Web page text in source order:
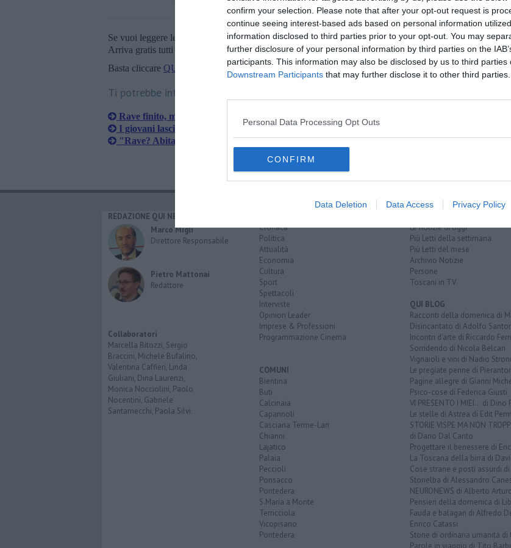
confirm your selection. Please note that after your opt-out request is
continue seeing interest-based ads based on personal information
information disclosed to third parties prior to your opt-out. You may
further disclosure of your personal information by third parties on the
participants. This information may also be disclosed by us to third parties
Downstream Participants that may further disclose it to other third parties.
Personal Data Processing Opt Outs
CONFIRM
Data Deletion Data Access Privacy Policy
Se vuoi leggere le notizie principali della Toscana iscriviti allaNewsletter QUInews - ToscanaMedia.
Arriva gratis tutti i giorni alle 20:00 direttamente nella tua casella di posta.
Basta cliccare QUI
Ti potrebbe interessare anche:
Rave finito, mille denunciati
I giovani lasciano il rave ma prima puliscono
"Rave? Abitanti sconvolti, tamponi per tutti"
REDAZIONE QUI NEWS
Marco Migli
Direttore Responsabile
Pietro Mattonai
Redattore
Collaboratori
Marcella Bitozzi, Sergio
Braccini, Michele Bufalino,
Valentina Caffieri, Linda
Giuliani, Dina Laurenzi,
Monica Nocciolini, Paolo
Nocentini, Gabriele
Santarnecchi, Paola Silvi.
Cronaca
Politica
Attualità
Economia
Cultura
Sport
Spettacoli
Interviste
Opinion Leader
Imprese & Professioni
Programmazione Cinema
COMUNI
Bientina
Buti
Calcinaia
Capannoli
Casciana Terme-Lari
Chianni
Lajatico
Palaia
Peccioli
Ponsacco
Pontedera
S.Maria a Monte
Terricciola
Vicopisano
Pontedera
Le notizie di oggi
Più Letti della settimana
Più Letti del mese
Archivio Notizie
Persone
Toscani in TV
QUI BLOG
Racconti della domenica di
Disincantato di Adolfo
Incontri d'arte di Riccardo
Sorridendo di Nicola Belcari
Vignaioli e vini di Nadio
Le pregiate penne di
Pagine allegre di Gianni
Psico-cose di Federica Giusti
VI PRESENTO I MIEI... di Dino
Le stelle di Astrea di Edit
STORIE VISPE MA NON
di Dario Dal Canto
Progettare il benessere di
La Toscana della birra di
Cose strane e posti assurdi
Storielba di Alessandro
NEURONEWS di Alberto
Pensieri della domenica di
Fauda e balagan di Alfredo
Enrico Catassi
Storie di ordinaria umanità
Parole in viaggio di Tito